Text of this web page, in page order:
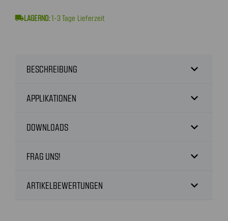
local_shipping 1-3 Tage Lieferzeit
BESCHREIBUNG expand_more
APPLIKATIONEN expand_more
DOWNLOADS expand_more
FRAG UNS! expand_more
ARTIKELBEWERTUNGEN expand_more